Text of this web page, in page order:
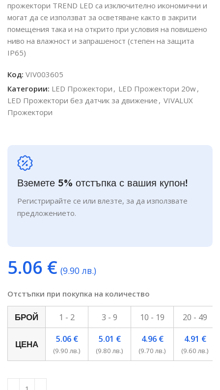
прожектори TREND LED са изключително икономични и
могат да се използват за осветяване както в закрити
помещения така и на открито при условия на повишено
ниво на влажност и запрашеност (степен на защита
IP65)
Код: VIV003605
Категории: LED Прожектори , LED Прожектори 20w,
LED Прожектори без датчик за движение , VIVALUX
Прожектори
Вземете 5% отстъпка с вашия купон!
Регистрирайте се или влезте, за да използвате
предложението.
5.06 € (9.90 лв.)
Отстъпки при покупка на количество
БРОЙ 1 - 2 3 - 9 10 - 19 20 - 49
ЦЕНА 5.06 €
(9.90 лв.)
5.01 €
(9.80 лв.)
4.96 €
(9.70 лв.)
4.91 €
(9.60 лв.)